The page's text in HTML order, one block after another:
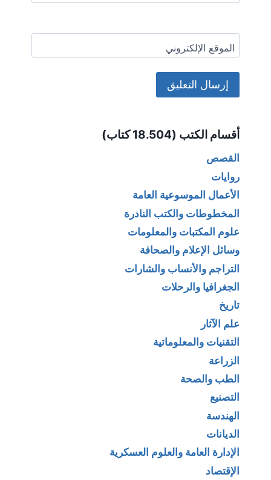
الموقع الإلكتروني
أقسام الكتب (18.504 كتاب)
القصص
روايات
الأعمال الموسوعية العامة
المخطوطات والكتب النادرة
علوم المكتبات والمعلومات
وسائل الإعلام والصحافة
التراجم والأنساب والشارات
الجغرافيا والرحلات
تاريخ
علم الآثار
التقنيات والمعلوماتية
الزراعة
الطب والصحة
التصنيع
الهندسة
الديانات
الإدارة العامة والعلوم العسكرية
الإقتصاد